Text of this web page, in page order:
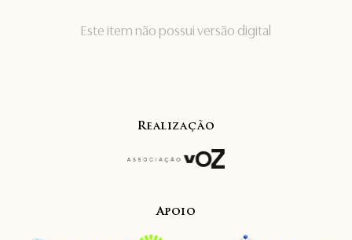
Este item não possui versão digital
Realização
Apoio